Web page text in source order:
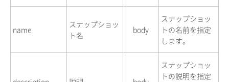
name
スナップショッ
ト名
body
スナップショッ
トの名前を指定
します。
スナップショッ
トの説明を指定